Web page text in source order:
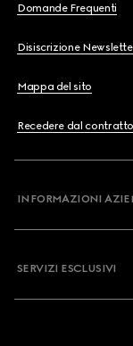
Domande Frequenti
Disiscrizione
Mappa del sito
Recedere dal
INFORMAZIONI
SERVIZI ESCLUSIVI